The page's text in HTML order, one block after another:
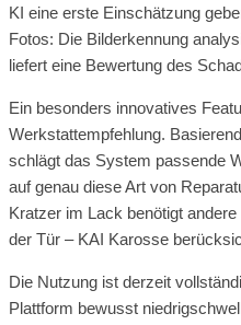
KI eine erste Einschätzung
Fotos: Die Bilderkennung
liefert eine Bewertung des
Ein besonders innovatives
Werkstattempfehlung.
schlägt das System passende
auf genau diese Art von
Kratzer im Lack benötigt
der Tür – KAI Karosse
Die Nutzung ist derzeit
Plattform bewusst